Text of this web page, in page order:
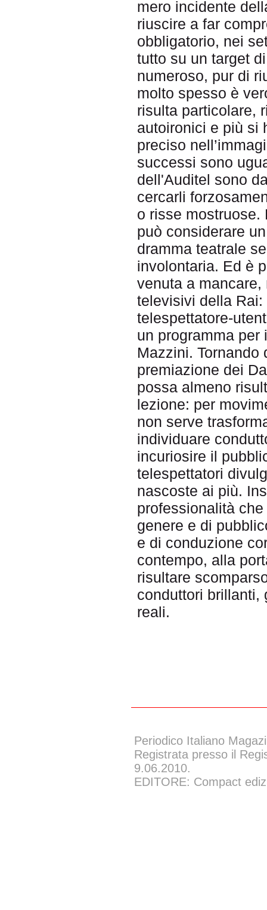
mero incidente
riuscire a far
obbligatorio, nei
tutto su un target
numeroso, pur di
molto spesso è
risulta particolare,
autoironici e più si
preciso
successi sono
dell'Auditel sono
cercarli
o risse mostruose.
può considerare
dramma teatrale
involontaria. Ed è
venuta a
televisivi della
telespettatore-
un programma per
Mazzini.
premiazione dei
possa almeno
lezione: per
non serve
individuare
incuriosire il
telespettatori
nascoste ai più.
professionalità
genere e di
e di conduzione
contempo, alla
risultare
conduttori brillanti,
reali.
Periodico Italiano
Registrata presso il
9.06.2010.
EDITORE: Compact